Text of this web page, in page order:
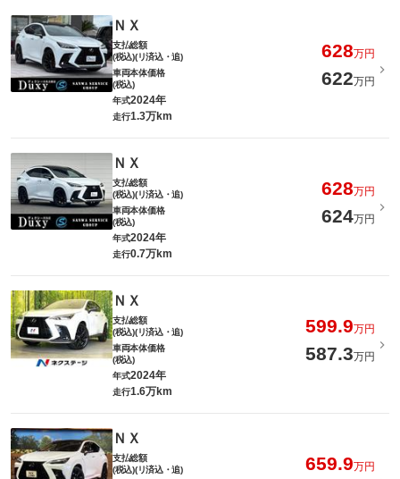
ＮＸ
支払総額
(税込)(リ済込・追)
628万円
車両本体価格
(税込)
622万円
年式2024年
走行1.3万km
ＮＸ
支払総額
(税込)(リ済込・追)
628万円
車両本体価格
(税込)
624万円
年式2024年
走行0.7万km
ＮＸ
支払総額
(税込)(リ済込・追)
599.9万円
車両本体価格
(税込)
587.3万円
年式2024年
走行1.6万km
ＮＸ
支払総額
(税込)(リ済込・追)
659.9万円